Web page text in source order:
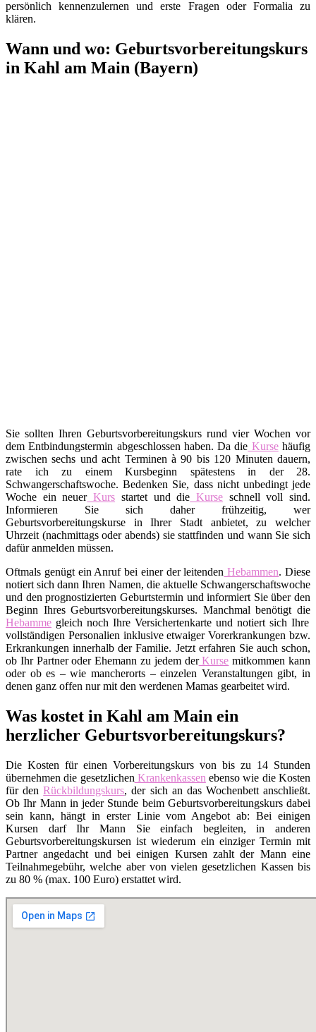
persönlich kennenzulernen und erste Fragen oder Formalia zu
klären.
Wann und wo: Geburtsvorbereitungskurs
in Kahl am Main (Bayern)
Sie sollten Ihren Geburtsvorbereitungskurs rund vier Wochen vor
dem Entbindungstermin abgeschlossen haben. Da die Kursehäufig
zwischen sechs und acht Terminen à 90 bis 120 Minuten dauern,
rate ich zu einem Kursbeginn spätestens in der 28.
Schwangerschaftswoche. Bedenken Sie, dass nicht unbedingt jede
Woche ein neuerKurs startet und die Kurseschnell voll sind.
Informieren Sie sich daher frühzeitig, wer
Geburtsvorbereitungskurse in Ihrer Stadt anbietet, zu welcher
Uhrzeit (nachmittags oder abends) sie stattfinden und wann Sie sich
dafür anmelden müssen.
Oftmals genügt ein Anruf bei einer der leitenden Hebammen. Diese
notiert sich dann Ihren Namen, die aktuelle Schwangerschaftswoche
und den prognostizierten Geburtstermin und informiert Sie über den
Beginn Ihres Geburtsvorbereitungskurses. Manchmal benötigt die
Hebamme gleich noch Ihre Versichertenkarte und notiert sich Ihre
vollständigen Personalien inklusive etwaiger Vorerkrankungen bzw.
Erkrankungen innerhalb der Familie. Jetzt erfahren Sie auch schon,
ob Ihr Partner oder Ehemann zu jedem derKurse mitkommen kann
oder ob es – wie mancherorts – einzelen Veranstaltungen gibt, in
denen ganz offen nur mit den werdenen Mamas gearbeitet wird.
Was kostet in Kahl am Main ein
herzlicher Geburtsvorbereitungskurs?
Die Kosten für einen Vorbereitungskurs von bis zu 14 Stunden
übernehmen die gesetzlichen Krankenkassen ebenso wie die Kosten
für denRückbildungskurs, der sich an das Wochenbett anschließt.
Ob Ihr Mann in jeder Stunde beim Geburtsvorbereitungskurs dabei
sein kann, hängt in erster Linie vom Angebot ab: Bei einigen
Kursen darf Ihr Mann Sie einfach begleiten, in anderen
Geburtsvorbereitungskursen ist wiederum ein einziger Termin mit
Partner angedacht und bei einigen Kursen zahlt der Mann eine
Teilnahmegebühr, welche aber von vielen gesetzlichen Kassen bis
zu 80 % (max. 100 Euro) erstattet wird.